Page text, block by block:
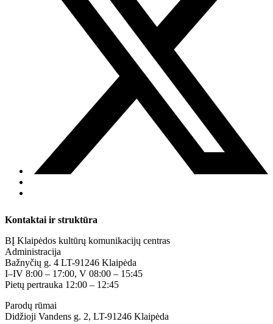
Kontaktai ir struktūra
BĮ Klaipėdos kultūrų komunikacijų centras
Administracija
Bažnyčių g. 4 LT-91246 Klaipėda
I–IV 8:00 – 17:00, V 08:00 – 15:45
Pietų pertrauka 12:00 – 12:45
Parodų rūmai
Didžioji Vandens g. 2, LT-91246 Klaipėda